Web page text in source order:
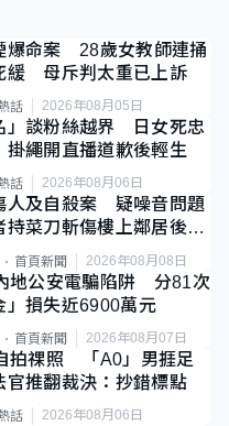
爆命案 28歲女教師連捅
緩 母斥判太重已上訴
話 2026年08月05日
」談粉絲越界 日女死忠
繩開直播道歉後輕生
話 2026年08月06日
人及自殺案 疑噪音問題
菜刀斬傷樓上鄰居後墮
首頁新聞 2026年08月08日
地公安電騙陷阱 分81次
」損失近6900萬元
首頁新聞 2026年08月07日
拍祼照 「A0」男捱足
推翻裁決：抄錯標點
話 2026年08月06日